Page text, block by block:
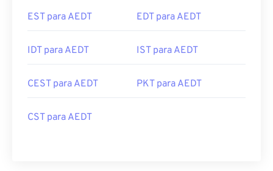
EST para AEDT EDT para AEDT
IDT para AEDT IST para AEDT
CEST para AEDT PKT para AEDT
CST para AEDT